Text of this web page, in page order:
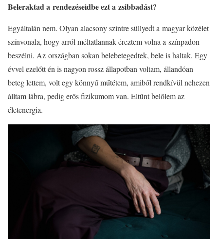
Beleraktad a rendezéseidbe ezt a zsibbadást?
Egyáltalán nem. Olyan alacsony szintre süllyedt a magyar közélet
színvonala, hogy arról méltatlannak éreztem volna a színpadon
beszélni. Az országban sokan belebetegedtek, bele is haltak. Egy
évvel ezelőtt én is nagyon rossz állapotban voltam, állandóan
beteg lettem, volt egy könnyű műtétem, amiből rendkívül nehezen
álltam lábra, pedig erős fizikumom van. Eltűnt belőlem az
életenergia.